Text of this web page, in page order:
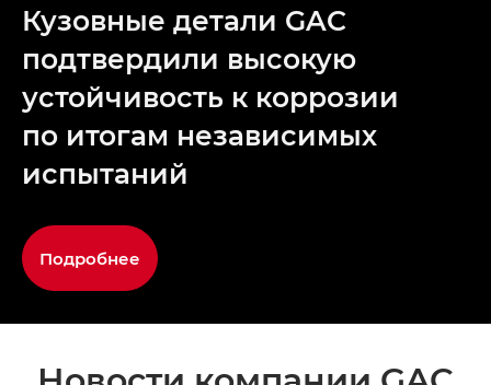
Кузовные детали GAC
подтвердили высокую
устойчивость к коррозии
по итогам независимых
испытаний
Подробнее